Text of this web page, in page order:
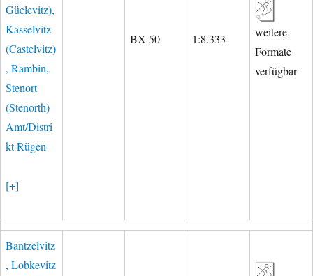
Güelevitz),
Kasselvitz
(Castelvitz)
, Rambin,
Stenort
(Stenorth)
Amt/Distri
kt Rügen
[+]
BX 50 1:8.333
weitere
Formate
verfügbar
Bantzelvitz
, Lobkevitz